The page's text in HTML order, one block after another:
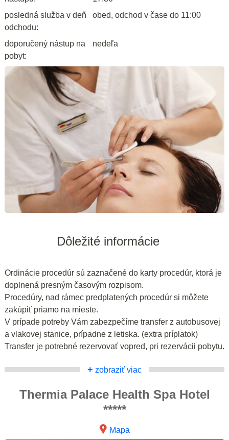
posledná služba v deň
odchodu:
obed, odchod v čase do 11:00
doporučený nástup na
pobyt:
nedeľa
Dôležité informácie
Ordinácie procedúr sú zaznačené do karty procedúr, ktorá je
doplnená presným časovým rozpisom.
Procedúry, nad rámec predplatených procedúr si môžete
zakúpiť priamo na mieste.
V prípade potreby Vám zabezpečíme transfer z autobusovej
a vlakovej stanice, prípadne z letiska. (extra príplatok)
Transfer je potrebné rezervovať vopred, pri rezervácii pobytu.
+ zobraziť viac
Thermia Palace Health Spa Hotel
*****
Mapa